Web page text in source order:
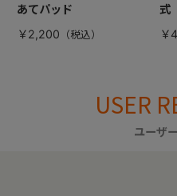
あてパッド
￥2,200
式
￥
USER
ユーザ